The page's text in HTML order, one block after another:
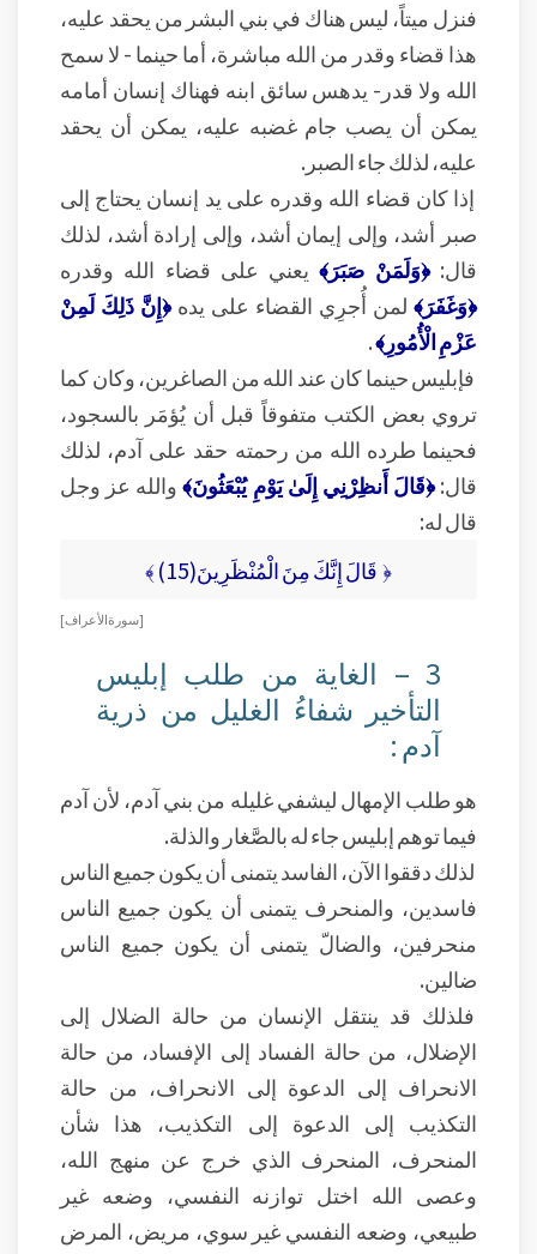
فنزل ميتاً، ليس هناك في بني البشر من يحقد عليه،
هذا قضاء وقدر من الله مباشرة، أما حينما - لا سمح
الله ولا قدر- يدهس سائق ابنه فهناك إنسان أمامه
يمكن أن يصب جام غضبه عليه، يمكن أن يحقد
عليه، لذلك جاء الصبر.
إذا كان قضاء الله وقدره على يد إنسان يحتاج إلى
صبر أشد، وإلى إيمان أشد، وإلى إرادة أشد، لذلك
قال:﴿وَلَمَنْ صَبَرَ﴾ يعني على قضاء الله وقدره
﴿وَغَفَرَ﴾ لمن أُجرِي القضاء على يده﴿إِنَّ ذَلِكَ لَمِنْ
عَزْمِ الْأُمُورِ﴾.
فإبليس حينما كان عند الله من الصاغرين، وكان كما
تروي بعض الكتب متفوقاً قبل أن يُؤمَر بالسجود،
فحينما طرده الله من رحمته حقد على آدم، لذلك
قال:﴿قَالَ أَنظِرْنِي إِلَىٰ يَوْمِ يُبْعَثُونَ﴾والله عز وجل
قال له:
﴿ قَالَ إِنَّكَ مِنَ الْمُنْظَرِينَ(15) ﴾
[ سورة الأعراف ]
3 – الغاية من طلب إبليس
التأخير شفاءُ الغليل من ذرية
آدم :
هو طلب الإمهال ليشفي غليله من بني آدم، لأن آدم
فيما توهم إبليسجاء له بالصَّغار والذلة.
لذلك دققوا الآن، الفاسد يتمنى أن يكون جميع الناس
فاسدين، والمنحرف يتمنى أن يكون جميع الناس
منحرفين، والضالّ يتمنى أن يكون جميع الناس
ضالين.
فلذلك قد ينتقل الإنسان من حالة الضلال إلى
الإضلال، من حالة الفساد إلى الإفساد، من حالة
الانحراف إلى الدعوة إلى الانحراف، من حالة
التكذيب إلى الدعوة إلى التكذيب، هذا شأن
المنحرف، المنحرف الذي خرج عن منهج الله،
وعصى الله اختل توازنه النفسي، وضعه غير
طبيعي، وضعه النفسي غير سوي، مريض، المرض